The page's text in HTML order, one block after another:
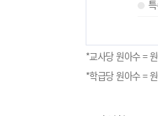
*교사당 원아수 =
*학급당 원아수 =